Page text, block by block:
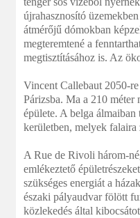
újrahasznosító
átmérőjű dómokban
megteremtené a
megtisztításához is. Az
Vincent Callebaut 2050-
Párizsba. Ma a 210 méter
épülete. A belga
kerületben, melyek
A Rue de Rivoli három-
emlékeztető
szükséges energiát a
északi pályaudvar fölött
közlekedés által